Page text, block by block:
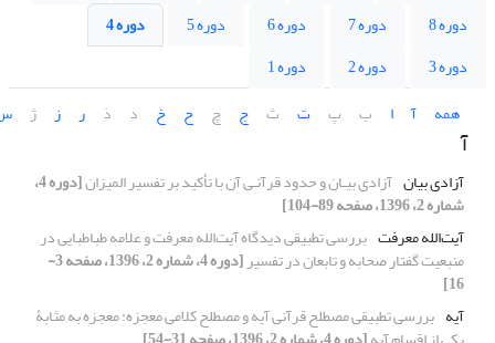
دوره 8
دوره 7 دوره 6 دوره 5
دوره 4
دوره 3
دوره 2
دوره 1
همه
آ ا ب پ ت ث ج چ ح خ د ذ ر ز ژ
آ
آزادی بیان آزادی بیـان و حدود قرآنـی آن با تأکید بر تفسیر المیزان [دوره 4،
شماره 2، 1396، صفحه 89-104]
آیت‌الله معرفت بررسی تطبیقی دیدگاه آیت‌الله معرفت و علامه طباطبایی در
منبعیت گفتار صحابه و تابعان در تفسیر [دوره 4، شماره 2، 1396، صفحه 3-
16]
آیه بررسی تطبیقی مصطلح قرآنی آیه و مصطلح کلامی معجزه: معجزه به مثابۀ